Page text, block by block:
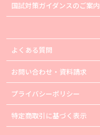
国試対策ガイダンスのご案内
よくある質問
お問い合わせ・資料請求
プライバシーポリシー
特定商取引に基づく表示